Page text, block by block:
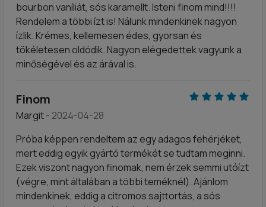
bourbon vaníliát, sós karamellt. Isteni finom mind!!!!
Rendelem a többi ízt is! Nálunk mindenkinek nagyon
ízlik. Krémes, kellemesen édes, gyorsan és
tökéletesen oldódik. Nagyon elégedettek vagyunk a
minőségével és az árával is.
Finom
Margit- 2024-04-28
Próba képpen rendeltem az egy adagos fehérjéket,
mert eddig egyik gyártó termékét se tudtam meginni.
Ezek viszont nagyon finomak, nem érzek semmi utóízt
(végre, mint általában a többi teméknél). Ajánlom
mindenkinek, eddig a citromos sajttortás, a sós